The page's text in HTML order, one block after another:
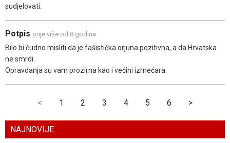
sudjelovati.
Potpis prije više od 8 godina
Bilo bi čudno misliti da je fašistička orjuna pozitivna, a da Hrvatska
ne smrdi.
Opravdanja su vam prozirna kao i većini izmećara.
< 1 2 3 4 5 6 >
NAJNOVIJE